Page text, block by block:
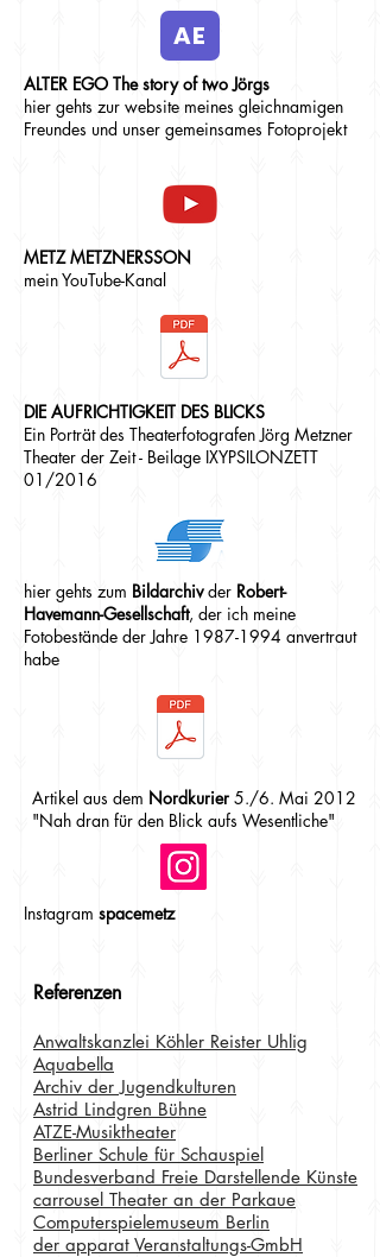
AE
ALTER EGO The story of two Jörgs
hier gehts zur website meines gleichnamigen
Freundes und unser gemeinsames Fotoprojekt
METZ METZNERSSON
mein YouTube-Kanal
DIE AUFRICHTIGKEIT DES BLICKS
Ein Porträt des Theaterfotografen Jörg Metzner
Theater der Zeit - Beilage IXYPSILONZETT
01/2016
hier gehts zum Bildarchivder Robert-
Havemann-Gesellschaft, der ich meine
Fotobestände der Jahre 1987-1994 anvertraut
habe
Artikel aus dem Nordkurier 5./6. Mai 2012
"Nah dran für den Blick aufs Wesentliche"
Instagram spacemetz
Referenzen
Anwaltskanzlei Köhler Reister Uhlig
Aquabella
Archiv der Jugendkulturen
Astrid Lindgren Bühne
ATZE-Musiktheater
Berliner Schule für Schauspiel
Bundesverband Freie Darstellende Künste
carrousel Theater an der Parkaue
Computerspielemuseum Berlin
der apparat Veranstaltungs-GmbH